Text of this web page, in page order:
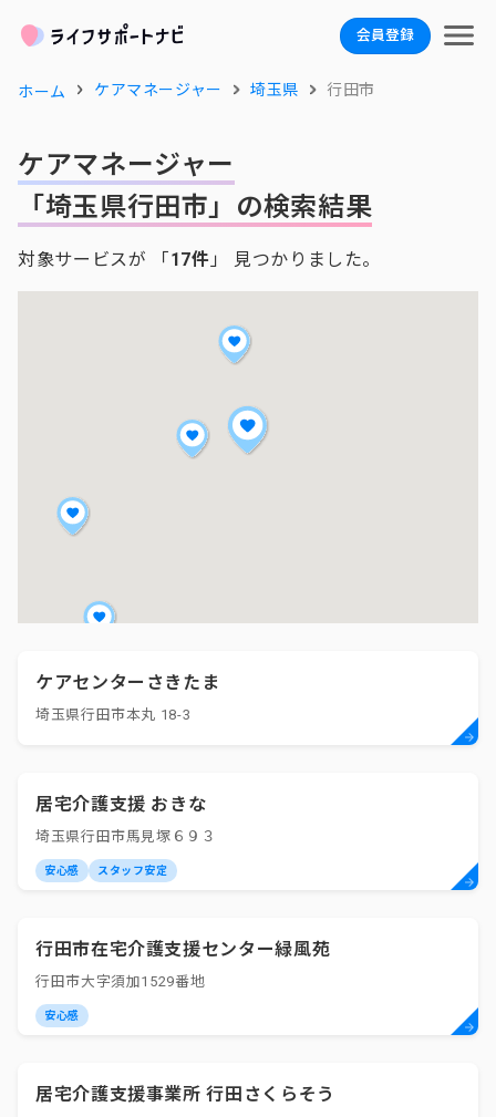
会員登録
ホーム ケアマネージャー 埼玉県 行田市
ケアマネージャー
「埼玉県行田市」の検索結果
対象サービスが 「17件 」 見つかりました。
ケアセンターさきたま
埼玉県行田市本丸 18-3
居宅介護支援 おきな
埼玉県行田市馬見塚６９３
安心感 スタッフ安定
行田市在宅介護支援センター緑風苑
行田市大字須加1529番地
安心感
居宅介護支援事業所 行田さくらそう